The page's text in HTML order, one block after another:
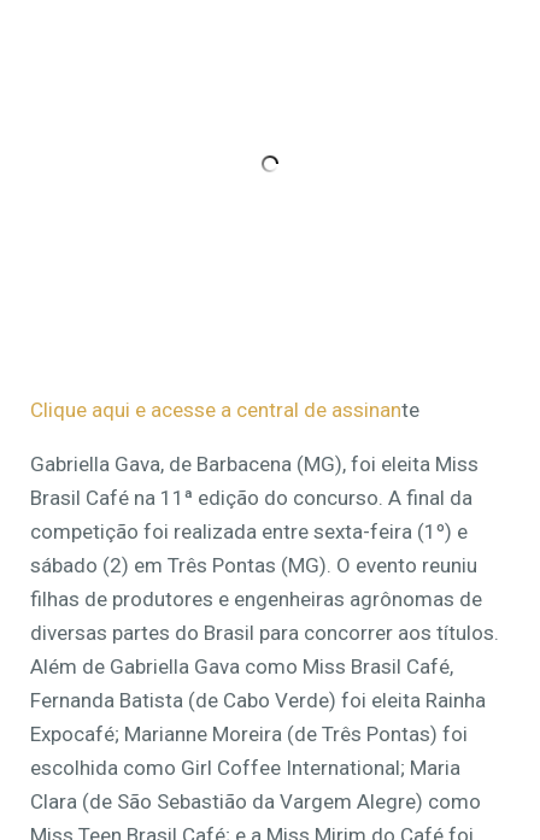
Clique aqui e acesse a central de assinante
Gabriella Gava, de Barbacena (MG), foi eleita Miss
Brasil Café na 11ª edição do concurso. A final da
competição foi realizada entre sexta-feira (1º) e
sábado (2) em Três Pontas (MG). O evento reuniu
filhas de produtores e engenheiras agrônomas de
diversas partes do Brasil para concorrer aos títulos.
Além de Gabriella Gava como Miss Brasil Café,
Fernanda Batista (de Cabo Verde) foi eleita Rainha
Expocafé; Marianne Moreira (de Três Pontas) foi
escolhida como Girl Coffee International; Maria
Clara (de São Sebastião da Vargem Alegre) como